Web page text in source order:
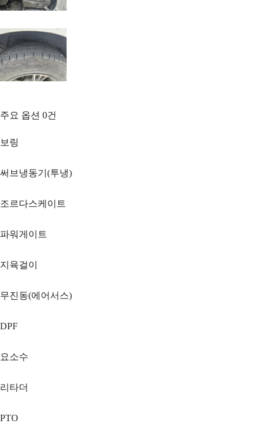
주요 옵션 0건
보링
써브냉동기(투냉)
조르다스케이트
파워게이트
지육걸이
무진동(에어서스)
DPF
요소수
리타더
PTO